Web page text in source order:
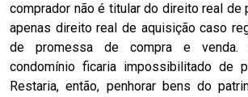
comprador não é titular do direito real de
apenas direito real de aquisição caso
de promessa de compra e venda.
condomínio ficaria impossibilitado de
Restaria, então, penhorar bens do